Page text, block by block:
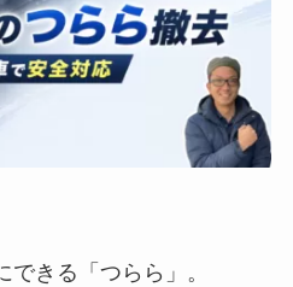
きる「つらら」。